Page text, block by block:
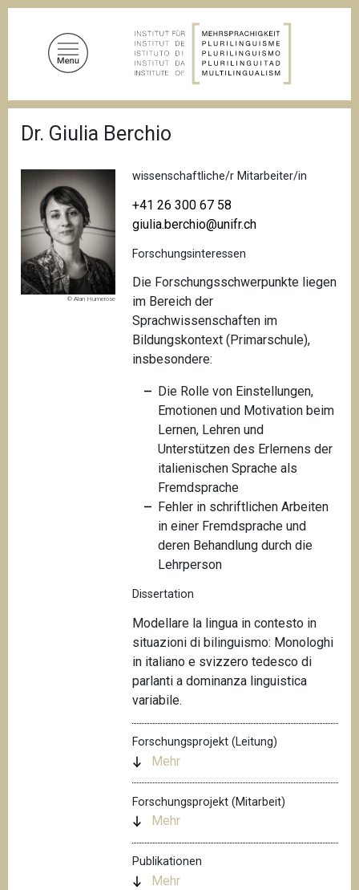
D
f
a
n
a
v
i
g
t
i
o
Dr. Giulia Berchio
© Alan Humerose
wissenschaftliche/r Mitarbeiter/in
+41 26 300 67 58
giulia.berchio@unifr.ch
Forschungsinteressen
Die Forschungsschwerpunkte liegen
im Bereich der
Sprachwissenschaften im
Bildungskontext (Primarschule),
insbesondere:
Die Rolle von Einstellungen,
Emotionen und Motivation beim
Lernen, Lehren und
Unterstützen des Erlernens der
italienischen Sprache als
Fremdsprache
Fehler in schriftlichen Arbeiten
in einer Fremdsprache und
deren Behandlung durch die
Lehrperson
Dissertation
Modellare la lingua in contesto in
situazioni di bilinguismo: Monologhi
in italiano e svizzero tedesco di
parlanti a dominanza linguistica
variabile.
Forschungsprojekt (Leitung)
Mehr
Forschungsprojekt (Mitarbeit)
Mehr
Publikationen
Mehr